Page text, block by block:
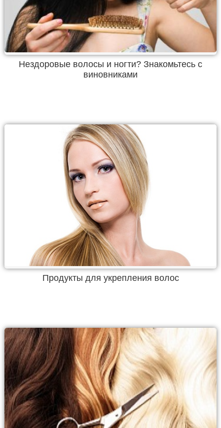
Нездоровые волосы и ногти? Знакомьтесь с
виновниками
Продукты для укрепления волос